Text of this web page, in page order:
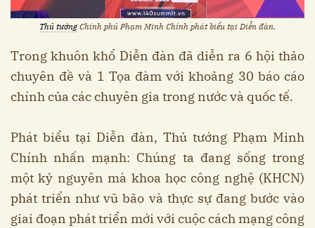
Thủ tướng Chính phủ Phạm Minh Chính phát biểu tại Diễn đàn.
Trong khuôn khổ Diễn đàn đã diễn ra 6 hội thảo
chuyên đề và 1 Tọa đàm với khoảng 30 báo cáo
chính của các chuyên gia trong nước và quốc tế.
Phát biểu tại Diễn đàn, Thủ tướng Phạm Minh
Chính nhấn mạnh: Chúng ta đang sống trong
một kỷ nguyên mà khoa học công nghệ (KHCN)
phát triển như vũ bão và thực sự đang bước vào
giai đoạn phát triển mới với cuộc cách mạng công